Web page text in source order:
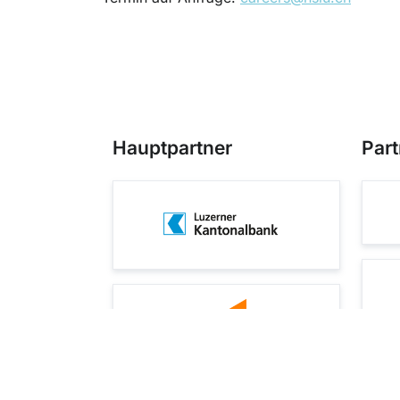
Hauptpartner